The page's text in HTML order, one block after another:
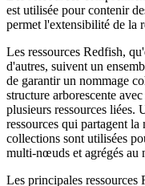
est utilisée pour contenir
permet l'extensibilité de la
Les ressources Redfish,
d'autres, suivent un
de garantir un nommage
structure arborescente
plusieurs ressources liées.
ressources qui partagent
collections sont utilisées
multi-nœuds et agrégés au
Les principales ressources